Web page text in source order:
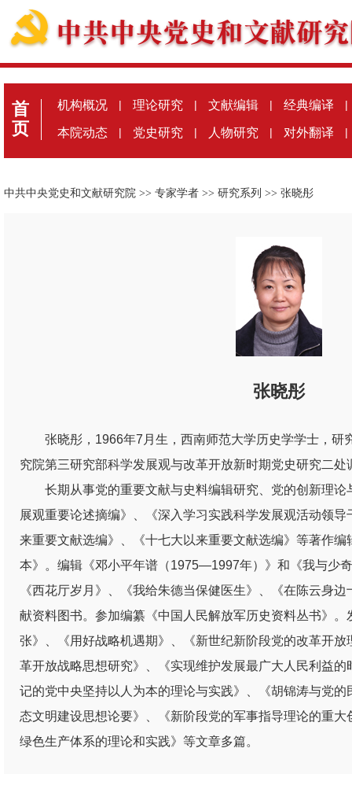
首
页
机构概况 | 理论研究 | 文献编辑 | 经典编译 |
本院动态 | 党史研究 | 人物研究 | 对外翻译 |
中共中央党史和文献研究院 >> 专家学者 >> 研究系列 >> 张晓彤
张晓彤
张晓彤，1966年7月生，西南师范大学历史学学士，研
究院第三研究部科学发展观与改革开放新时期党史研究二处
长期从事党的重要文献与史料编辑研究、党的创新理
展观重要论述摘编》、《深入学习实践科学发展观活动领
来重要文献选编》、《十七大以来重要文献选编》等著作编
本》。编辑《邓小平年谱（1975—1997年）》和《我与少
《西花厅岁月》、《我给朱德当保健医生》、《在陈云身
献资料图书。参加编纂《中国人民解放军历史资料丛书》
张》、《用好战略机遇期》、《新世纪新阶段党的改革开
革开放战略思想研究》、《实现维护发展最广大人民利益
记的党中央坚持以人为本的理论与实践》、《胡锦涛与党
态文明建设思想论要》、《新阶段党的军事指导理论的重
绿色生产体系的理论和实践》等文章多篇。